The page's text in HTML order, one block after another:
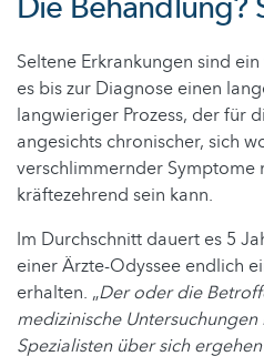
Seltene Erkrankungen sind
es bis zur Diagnose einen
langwieriger Prozess, der für
angesichts chronischer, sich
verschlimmernder Symptome
kräftezehrend sein kann.
Im Durchschnitt dauert es 5
einer Ärzte-Odyssee endlich
erhalten. „Der oder die
medizinische
Spezialisten über sich